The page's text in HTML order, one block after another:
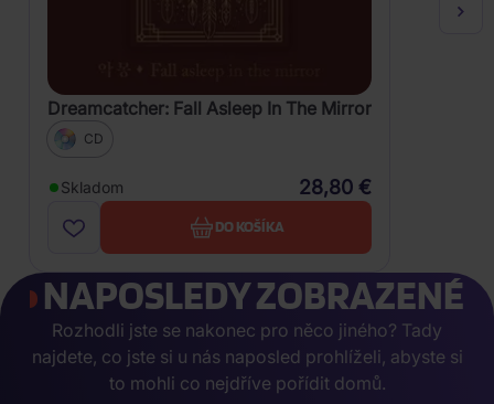
Dreamcatcher: Fall Asleep In The Mirror
CD
Skladom 28,80 €
DO KOŠÍKA
NAPOSLEDY ZOBRAZENÉ
Rozhodli jste se nakonec pro něco jiného? Tady
najdete, co jste si u nás naposled prohlíželi, abyste si
to mohli co nejdříve pořídit domů.